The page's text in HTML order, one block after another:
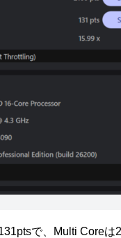
で、Multi Coreは